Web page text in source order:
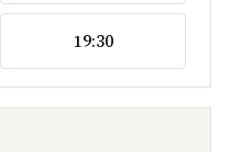
19:30